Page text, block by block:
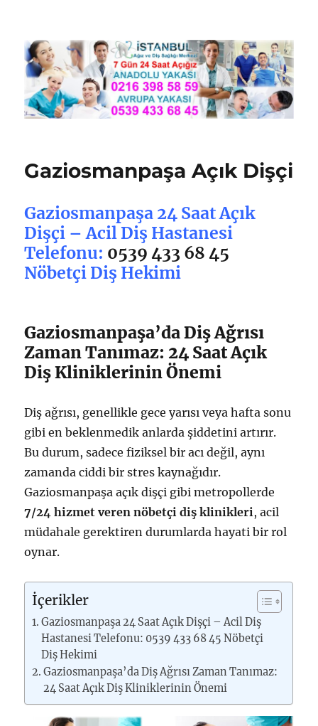
Nöbetçi Dişçi İstanbul
Gaziosmanpaşa Açık Dişçi
Gaziosmanpaşa 24 Saat Açık
Dişçi – Acil Diş Hastanesi
Telefonu: 0539 433 68 45
Nöbetçi Diş Hekimi
Gaziosmanpaşa’da Diş Ağrısı
Zaman Tanımaz: 24 Saat Açık
Diş Kliniklerinin Önemi
Diş ağrısı, genellikle gece yarısı veya hafta sonu
gibi en beklenmedik anlarda şiddetini artırır.
Bu durum, sadece fiziksel bir acı değil, aynı
zamanda ciddi bir stres kaynağıdır.
Gaziosmanpaşa açık dişçi gibi metropollerde
7/24 hizmet veren nöbetçi diş klinikleri, acil
müdahale gerektiren durumlarda hayati bir rol
oynar.
İçerikler
Gaziosmanpaşa 24 Saat Açık Dişçi – Acil Diş
Hastanesi Telefonu: 0539 433 68 45 Nöbetçi
Diş Hekimi
Gaziosmanpaşa’da Diş Ağrısı Zaman Tanımaz:
24 Saat Açık Diş Kliniklerinin Önemi